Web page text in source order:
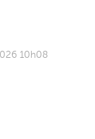
10h08